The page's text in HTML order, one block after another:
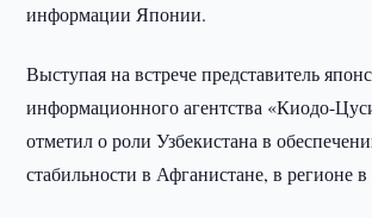
информации Японии.
Выступая на встрече представитель
информационного агентства «Киодо-
отметил о роли Узбекистана в
стабильности в Афганистане, в регионе